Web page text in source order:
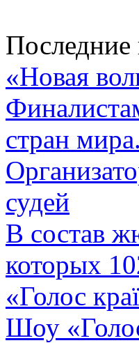
Последние
«Новая
стран
судей
В состав
которых
«Голос
Шоу